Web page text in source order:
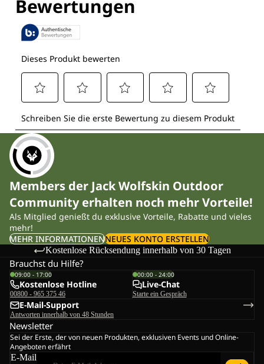
Members der Jack Wolfskin Outdoor
Community erhalten noch mehr Vorteile!
Als Mitglied genießt du exklusive Vorteile, Rabatte und vieles
mehr!
MEHR INFORMATIONENNEUES KONTO ERSTELLEN
Kostenlose Rücksendung innerhalb von 30 Tagen
Brauchst du Hilfe?
09:00 - 17:00
Kostenlose Hotline
00800 - 965 375 46
00:00 - 24:00
Live-Chat
Starte ein Gespräch
E-Mail-Support
Antworten innerhalb von 48 Stunden
Newsletter
Sei der Erste, der von neuen Produkten, exklusiven Events und Online-
Angeboten erfährt
E-Mail